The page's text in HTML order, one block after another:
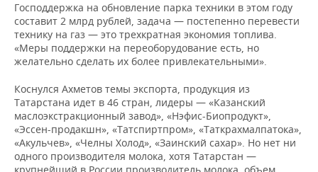
Господдержка на обновление парка техники в этом году
составит 2 млрд рублей, задача — постепенно перевести
технику на газ — это трехкратная экономия топлива.
«Меры поддержки на переоборудование есть, но
желательно сделать их более привлекательными».
Коснулся Ахметов темы экспорта, продукция из
Татарстана идет в 46 стран, лидеры — «Казанский
маслоэкстракционный завод», «Нэфис-Биопродукт»,
«Эссен-продакшн», «Татспиртпром», «Таткрахмалпатока»,
«Акульчев», «Челны Холод», «Заинский сахар». Но нет ни
одного производителя молока, хотя Татарстан —